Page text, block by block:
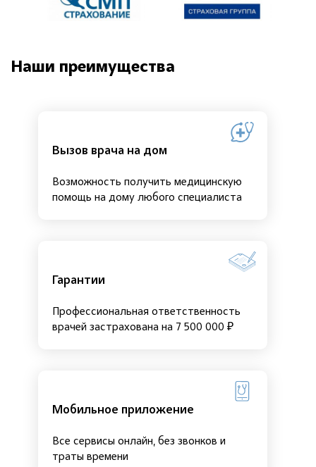
Наши преимущества
Вызов врача на дом
Возможность получить медицинскую
помощь на дому любого специалиста
Гарантии
Профессиональная ответственность
врачей застрахована на 7 500 000 ₽
Мобильное приложение
Все сервисы онлайн, без звонков и
траты времени